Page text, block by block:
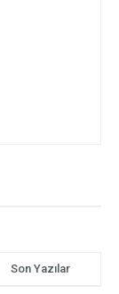
Son Yazılar